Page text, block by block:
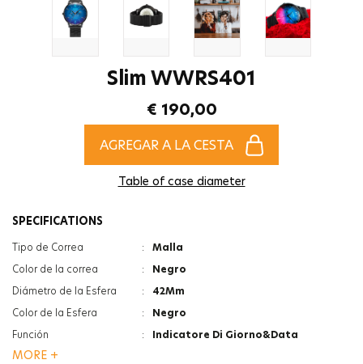
Slim WWRS401
€ 190,00
AGREGAR A LA CESTA
Table of case diameter
SPECIFICATIONS
Tipo de Correa :
Malla
Color de la correa
:
Negro
Diámetro de la Esfera
:
42Mm
Color de la Esfera
:
Negro
Función
:
Indicatore Di Giorno&Data
Tipo De Cristal
MORE +